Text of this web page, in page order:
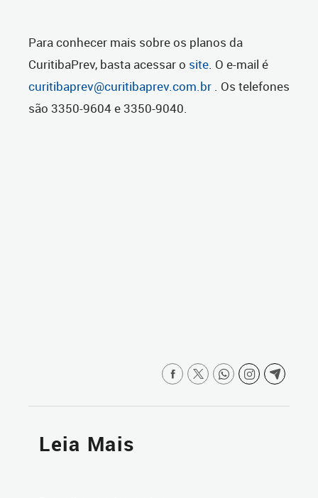
Para conhecer mais sobre os planos da
CuritibaPrev, basta acessar o site. O e-mail é
curitibaprev@curitibaprev.com.br . Os telefones
são 3350-9604 e 3350-9040.
Leia Mais